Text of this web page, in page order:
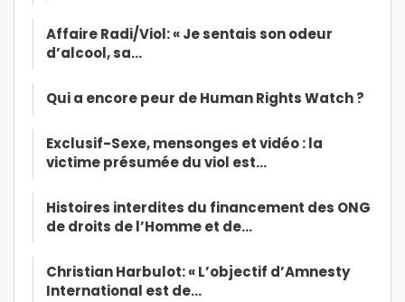
Affaire Radi/Viol: « Je sentais son odeur
d’alcool, sa…
Qui a encore peur de Human Rights Watch ?
Exclusif-Sexe, mensonges et vidéo : la
victime présumée du viol est…
Histoires interdites du financement des ONG
de droits de l’Homme et de…
Christian Harbulot: « L’objectif d’Amnesty
International est de…